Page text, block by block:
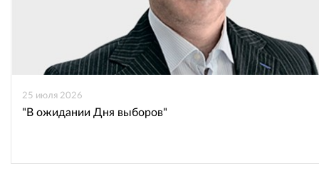
25 июля 2026
"В ожидании Дня выборов"